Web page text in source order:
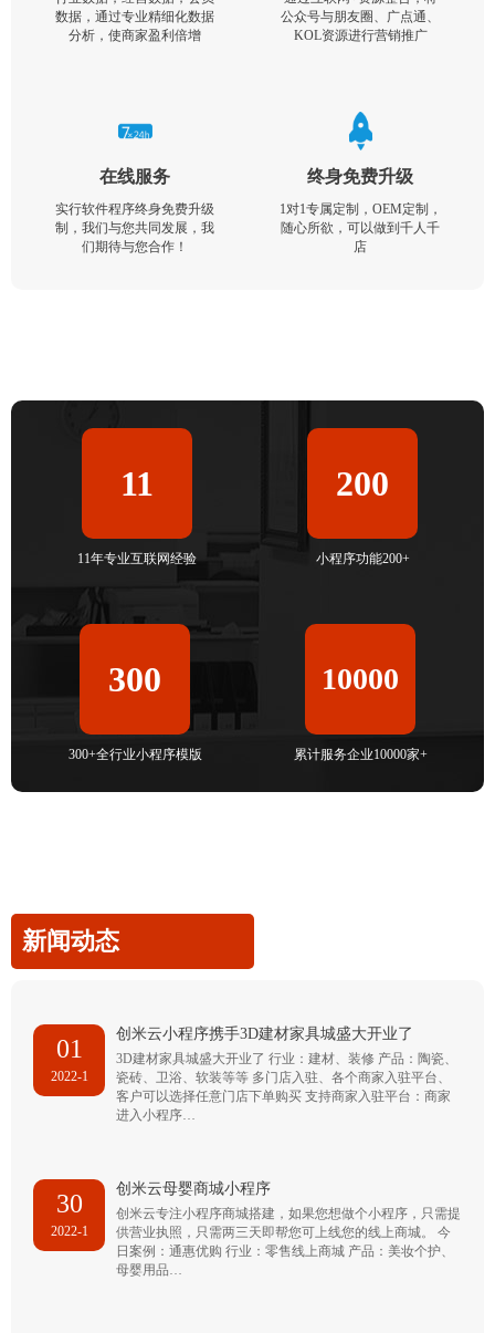
数据，通过专业精细化数据
分析，使商家盈利倍增
公众号与朋友圈、广点通、
KOL资源进行营销推广
在线服务
实行软件程序终身免费升级
制，我们与您共同发展，我
们期待与您合作！
终身免费升级
1对1专属定制，OEM定制，
随心所欲，可以做到千人千
店
11
11年专业互联网经验
200
小程序功能200+
300
300+全行业小程序模版
10000
累计服务企业10000家+
新闻动态
01
2022-1
创米云小程序携手3D建材家具城盛大开业了
3D建材家具城盛大开业了 行业：建材、装修 产品：陶瓷、
瓷砖、卫浴、软装等等 多门店入驻、各个商家入驻平台、
客户可以选择任意门店下单购买 支持商家入驻平台：商家
进入小程序…
30
2022-1
创米云母婴商城小程序
创米云专注小程序商城搭建，如果您想做个小程序，只需提
供营业执照，只需两三天即帮您可上线您的线上商城。 今
日案例：通惠优购 行业：零售线上商城 产品：美妆个护、
母婴用品…